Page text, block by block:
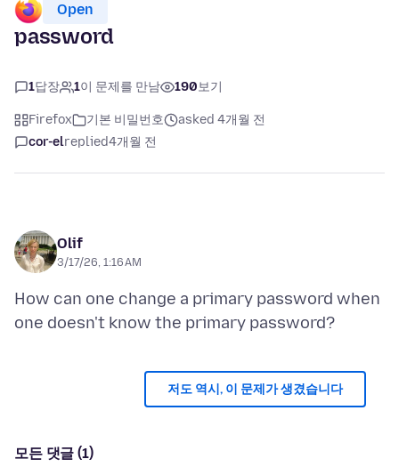
Open
password
1답장 1이 문제를 만남 190보기
Firefox 기본 비밀번호
asked 4개월 전
cor-elreplied4개월 전
Olif
3/17/26, 1:16 AM
How can one change a primary password when
저도 역시, 이 문제가 생겼습니다
모든 댓글 (1)